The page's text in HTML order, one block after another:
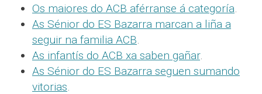
Os maiores do ACB aférranse á categoría
As Sénior do ES Bazarra marcan a liña a
seguir na familia ACB
As infantís do ACB xa saben gañar.
As Sénior do ES Bazarra seguen sumando
vitorias